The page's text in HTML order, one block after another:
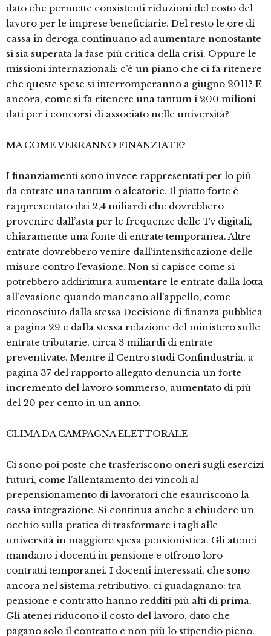
dato che permette consistenti riduzioni del costo del
lavoro per le imprese beneficiarie. Del resto le ore di
cassa in deroga continuano ad aumentare nonostante
si sia superata la fase più critica della crisi. Oppure le
missioni internazionali: c’è un piano che ci fa ritenere
che queste spese si interromperanno a giugno 2011? E
ancora, come si fa ritenere una tantum i 200 milioni
dati per i concorsi di associato nelle università?
MA COME VERRANNO FINANZIATE?
I finanziamenti sono invece rappresentati per lo più
da entrate una tantum o aleatorie. Il piatto forte è
rappresentato dai 2,4 miliardi che dovrebbero
provenire dall’asta per le frequenze delle Tv digitali,
chiaramente una fonte di entrate temporanea. Altre
entrate dovrebbero venire dall’intensificazione delle
misure contro l’evasione. Non si capisce come si
potrebbero addirittura aumentare le entrate dalla lotta
all’evasione quando mancano all’appello, come
riconosciuto dalla stessa Decisione di finanza pubblica
a pagina 29 e dalla stessa relazione del ministero sulle
entrate tributarie, circa 3 miliardi di entrate
preventivate. Mentre il Centro studi Confindustria, a
pagina 37 del rapporto allegato denuncia un forte
incremento del lavoro sommerso, aumentato di più
del 20 per cento in un anno.
CLIMA DA CAMPAGNA ELETTORALE
Ci sono poi poste che trasferiscono oneri sugli esercizi
futuri, come l’allentamento dei vincoli al
prepensionamento di lavoratori che esauriscono la
cassa integrazione. Si continua anche a chiudere un
occhio sulla pratica di trasformare i tagli alle
università in maggiore spesa pensionistica. Gli atenei
mandano i docenti in pensione e offrono loro
contratti temporanei. I docenti interessati, che sono
ancora nel sistema retributivo, ci guadagnano: tra
pensione e contratto hanno redditi più alti di prima.
Gli atenei riducono il costo del lavoro, dato che
pagano solo il contratto e non più lo stipendio pieno.